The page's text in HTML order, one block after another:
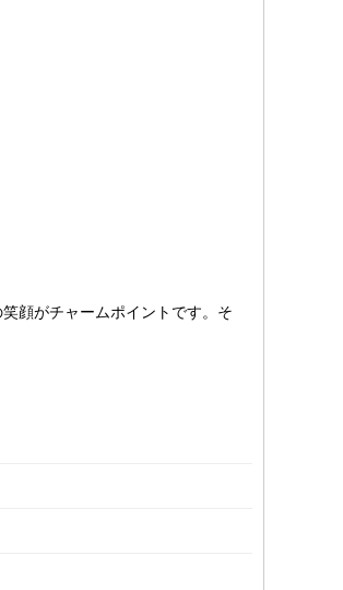
顔がチャームポイントです。そ